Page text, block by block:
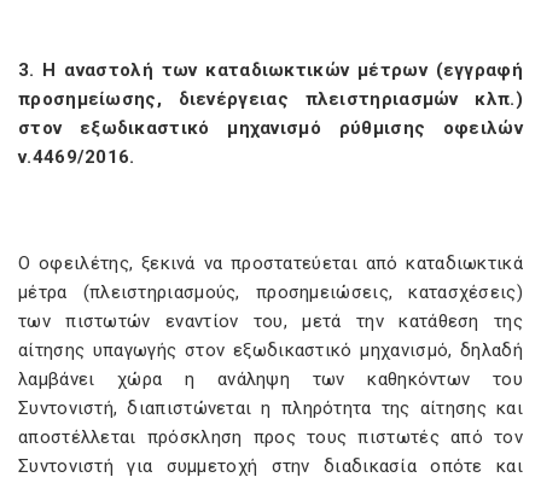
3. Η αναστολή των καταδιωκτικών μέτρων (εγγραφή
προσημείωσης, διενέργειας πλειστηριασμών κλπ.)
στον εξωδικαστικό μηχανισμό ρύθμισης οφειλών
ν.4469/2016.
Ο οφειλέτης, ξεκινά να προστατεύεται από καταδιωκτικά
μέτρα (πλειστηριασμούς, προσημειώσεις, κατασχέσεις)
των πιστωτών εναντίον του, μετά την κατάθεση της
αίτησης υπαγωγής στον εξωδικαστικό μηχανισμό, δηλαδή
λαμβάνει χώρα η ανάληψη των καθηκόντων του
Συντονιστή, διαπιστώνεται η πληρότητα της αίτησης και
αποστέλλεται πρόσκληση προς τους πιστωτές από τον
Συντονιστή για συμμετοχή στην διαδικασία οπότε και